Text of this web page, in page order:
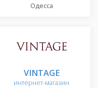
Одесса
VINTAGE
интернет-магазин